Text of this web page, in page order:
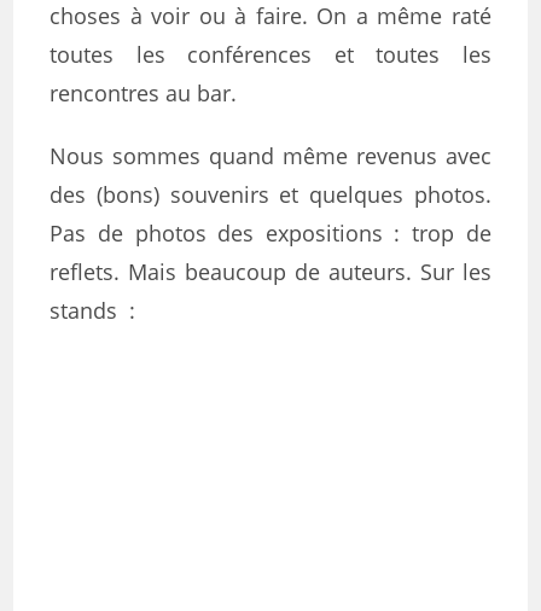
choses à voir ou à faire. On a même raté
toutes les conférences et toutes les
rencontres au bar.
Nous sommes quand même revenus avec
des (bons) souvenirs et quelques photos.
Pas de photos des expositions : trop de
reflets. Mais beaucoup de auteurs. Sur les
stands :